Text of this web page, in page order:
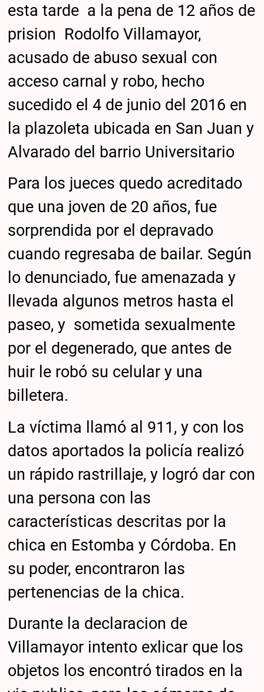
esta tarde a la pena de 12 años de
prision Rodolfo Villamayor,
acusado de abuso sexual con
acceso carnal y robo, hecho
sucedido el 4 de junio del 2016 en
la plazoleta ubicada en San Juan y
Alvarado del barrio Universitario
Para los jueces quedo acreditado
que una joven de 20 años, fue
sorprendida por el depravado
cuando regresaba de bailar. Según
lo denunciado, fue amenazada y
llevada algunos metros hasta el
paseo, y sometida sexualmente
por el degenerado, que antes de
huir le robó su celular y una
billetera.
La víctima llamó al 911, y con los
datos aportados la policía realizó
un rápido rastrillaje, y logró dar con
una persona con las
características descritas por la
chica en Estomba y Córdoba. En
su poder, encontraron las
pertenencias de la chica.
Durante la declaracion de
Villamayor intento exlicar que los
objetos los encontró tirados en la